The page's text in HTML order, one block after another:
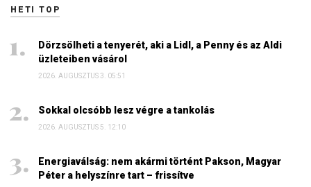
HETI TOP
Dörzsölheti a tenyerét, aki a Lidl, a Penny és az Aldi
üzleteiben vásárol
2026. AUGUSZTUS 3. 05:51
Sokkal olcsóbb lesz végre a tankolás
2026. AUGUSZTUS 5. 12:10
Energiaválság: nem akármi történt Pakson, Magyar
Péter a helyszínre tart – frissítve